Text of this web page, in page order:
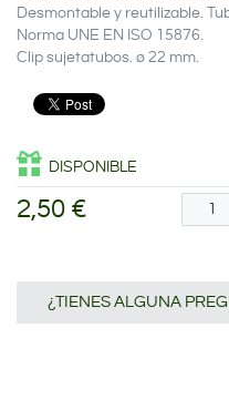
Desmontable y reutilizable.
Norma UNE EN ISO 15876.
Clip sujetatubos. ø 22 mm.
DISPONIBLE
2,50 €
¿TIENES ALGUNA